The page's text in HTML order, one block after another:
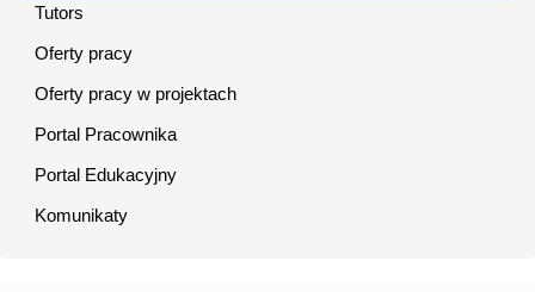
Tutors
Oferty pracy
Oferty pracy w projektach
Portal Pracownika
Portal Edukacyjny
Komunikaty